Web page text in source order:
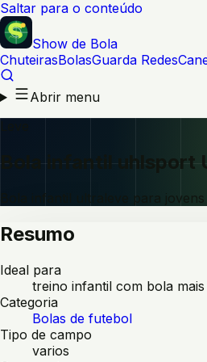
Saltar para o conteúdo
Show de Bola
ChuteirasBolasGuarda Redes
Abrir menu
Bola infantil uhlsport
Bola infantil ultraleve para
Resumo
Ideal para
treino infantil com bola mais
Categoria
Bolas de futebol
Tipo de campo
varios